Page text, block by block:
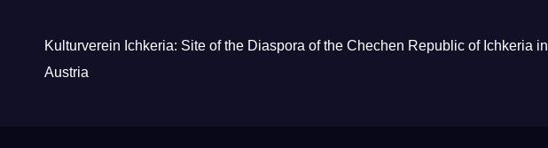
Kulturverein Ichkeria: Site of the Diaspora of the Chechen Republic of Ichkeria in
Austria